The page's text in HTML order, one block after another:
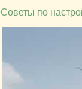
Советы по